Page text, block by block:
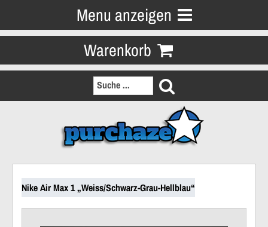
Menu anzeigen
Warenkorb
Nike Air Max 1 „Weiss/Schwarz-Grau-Hellblau“